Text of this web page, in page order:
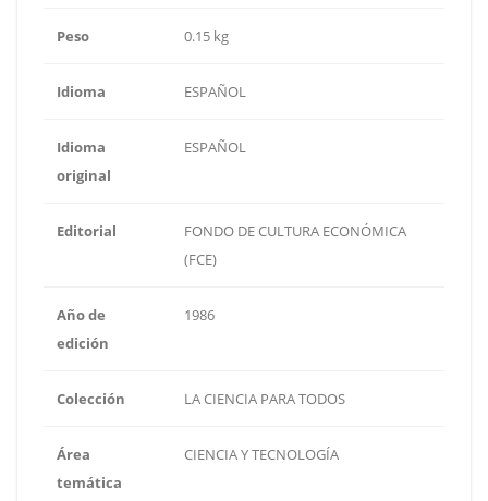
Peso 0.15 kg
Idioma ESPAÑOL
Idioma
original
ESPAÑOL
Editorial
FONDO DE CULTURA ECONÓMICA
(FCE)
Año de
edición
1986
Colección LA CIENCIA PARA TODOS
Área
temática
CIENCIA Y TECNOLOGÍA